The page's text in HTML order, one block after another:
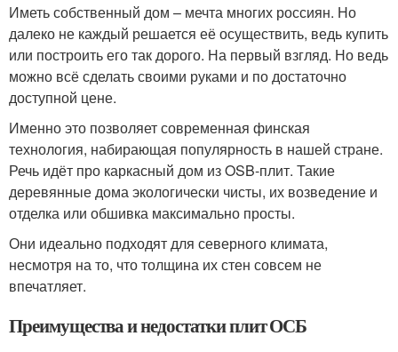
Иметь собственный дом – мечта многих россиян. Но
далеко не каждый решается её осуществить, ведь купить
или построить его так дорого. На первый взгляд. Но ведь
можно всё сделать своими руками и по достаточно
доступной цене.
Именно это позволяет современная финская
технология, набирающая популярность в нашей стране.
Речь идёт про каркасный дом из OSB-плит. Такие
деревянные дома экологически чисты, их возведение и
отделка или обшивка максимально просты.
Они идеально подходят для северного климата,
несмотря на то, что толщина их стен совсем не
впечатляет.
Преимущества и недостатки плит ОСБ